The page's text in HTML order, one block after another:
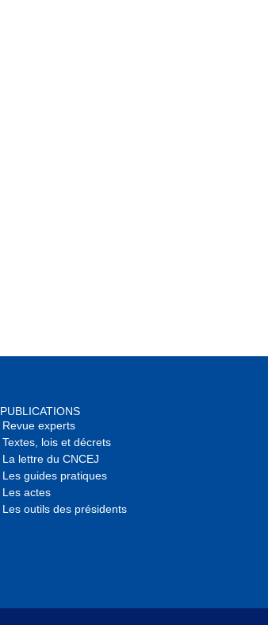
PUBLICATIONS
Revue experts
Textes, lois et décrets
La lettre du CNCEJ
Les guides pratiques
Les actes
Les outils des présidents